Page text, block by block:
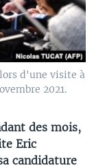
d'une visite à
2021.
des mois,
Eric
candidature